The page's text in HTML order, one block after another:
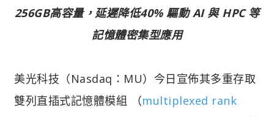
256GB高容量，延遲降低40% 驅動 AI 與 HPC 等
記憶體密集型應用
美光科技（Nasdaq：MU）今日宣佈其多重存取
雙列直插式記憶體模組 （multiplexed rank